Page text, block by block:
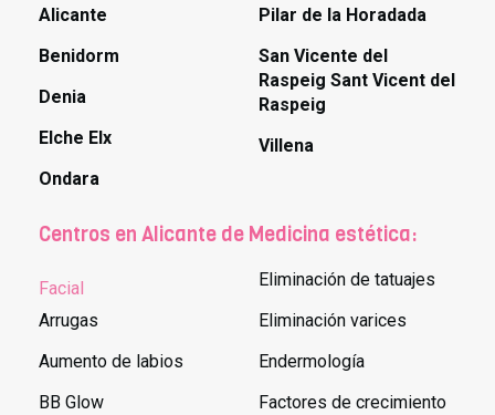
Alicante
Benidorm
Denia
Elche Elx
Ondara
Pilar de la Horadada
San Vicente del
Raspeig Sant Vicent del
Raspeig
Villena
Centros en Alicante de Medicina estética:
Facial
Arrugas
Aumento de labios
BB Glow
Eliminación de tatuajes
Eliminación varices
Endermología
Factores de crecimiento